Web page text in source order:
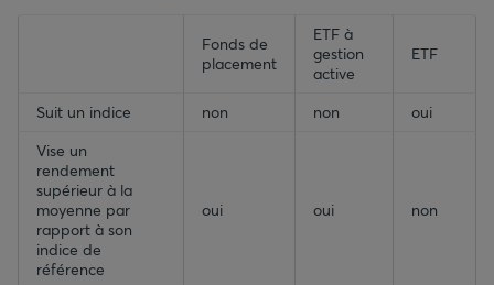
empty-header
Fonds de
placement
ETF à
gestion
active
ETF
Suit un indice non non
oui
Vise un
rendement
supérieur à la
moyenne par
rapport à son
indice de
référence
oui oui non